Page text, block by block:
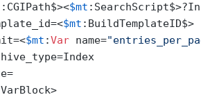
:CGIPath$><$mt
$mt :BuildTemplateID$>
$mt :Var name=